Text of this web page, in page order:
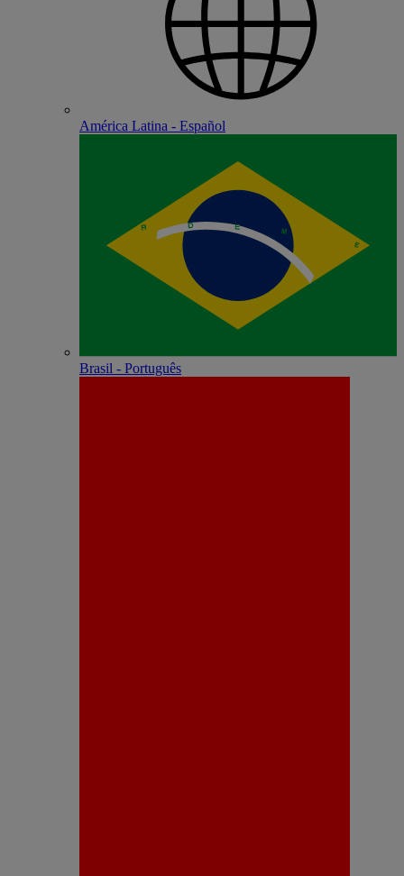
América Latina - Español
Brasil - Português